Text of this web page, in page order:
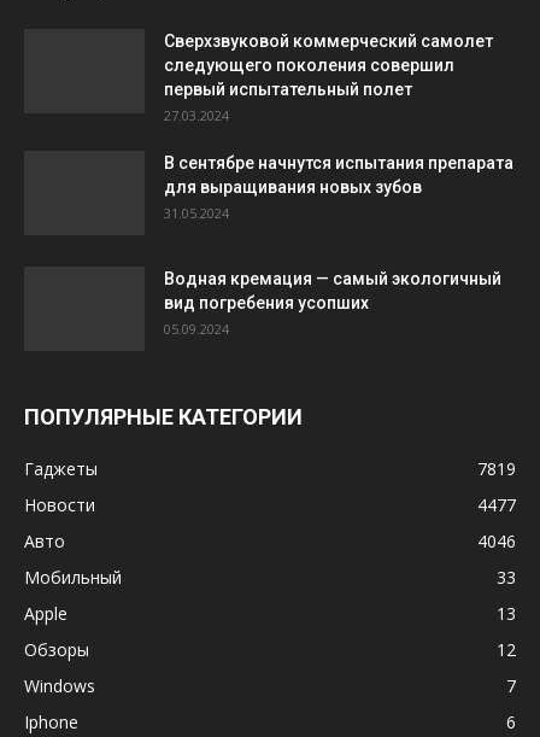
Сверхзвуковой коммерческий самолет
следующего поколения совершил
первый испытательный полет
27.03.2024
В сентябре начнутся испытания препарата
для выращивания новых зубов
31.05.2024
Водная кремация — самый экологичный
вид погребения усопших
05.09.2024
ПОПУЛЯРНЫЕ КАТЕГОРИИ
Гаджеты
7819
Новости
4477
Авто
4046
Мобильный
33
Apple
13
Обзоры
12
Windows
7
Iphone
6